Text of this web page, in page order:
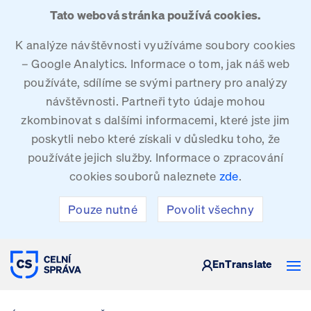
Tato webová stránka používá cookies.
K analýze návštěvnosti využíváme soubory cookies
– Google Analytics. Informace o tom, jak náš web
používáte, sdílíme se svými partnery pro analýzy
návštěvnosti. Partneři tyto údaje mohou
zkombinovat s dalšími informacemi, které jste jim
poskytli nebo které získali v důsledku toho, že
používáte jejich služby. Informace o zpracování
cookies souborů naleznete zde.
Pouze nutné Povolit všechny
CELNÍ SPRÁVA ČESKÉ REPUBLIKY
EnTranslate